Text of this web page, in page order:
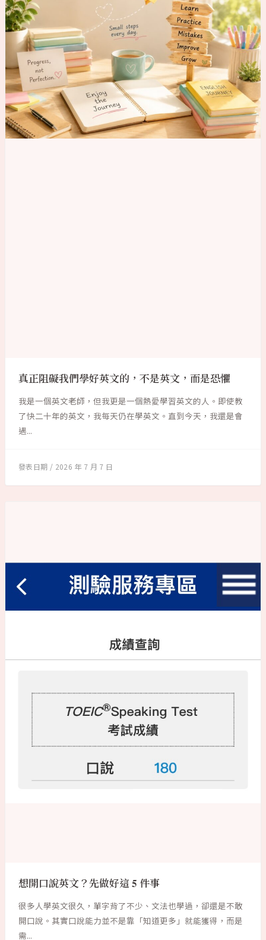
真正阻礙我們學好英文的，不是英文，而是恐懼
我是一個英文老師，但我更是一個熱愛學習英文的人。即使教
了快二十年的英文，我每天仍在學英文。直到今天，我還是會
遇...
2026 年 7 月 7 日
想開口說英文？先做好這 5 件事
很多人學英文很久，單字背了不少、文法也學過，卻還是不敢
開口說。其實口說能力並不是靠「知道更多」就能獲得，而是
需...